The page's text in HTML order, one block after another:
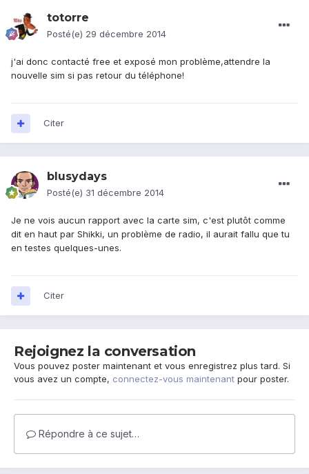
totorre
Posté(e) 29 décembre 2014
j'ai donc contacté free et exposé mon problème,attendre la
nouvelle sim si pas retour du téléphone!
Citer
blusydays
Posté(e) 31 décembre 2014
Je ne vois aucun rapport avec la carte sim, c'est plutôt comme
dit en haut par Shikki, un problème de radio, il aurait fallu que tu
en testes quelques-unes.
Citer
Rejoignez la conversation
Vous pouvez poster maintenant et vous enregistrez plus tard. Si
vous avez un compte, connectez-vous maintenant pour poster.
Répondre à ce sujet…